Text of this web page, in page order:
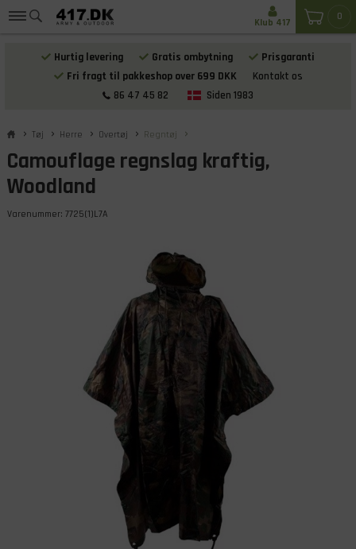
Hurtig levering Gratis ombytning
Prisgaranti
Fri fragt til pakkeshop over 699 DKK
Kontakt os
86 47 45 82
Siden 1983
0
Klub 417
Tøj Herre Overtøj Regntøj
Camouflage regnslag kraftig,
Woodland
Varenummer: 7725(1)L7A